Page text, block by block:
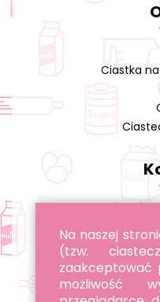
Ciastka
Cukiernia
Na naszej
(tzw.
zaakceptować
możliwość